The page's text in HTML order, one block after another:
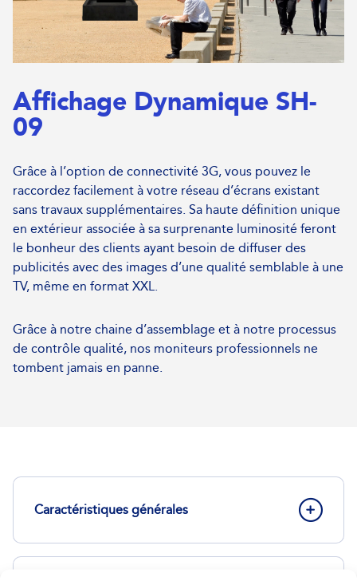
Affichage Dynamique SH-
09
Grâce à l’option de connectivité 3G, vous pouvez le
raccordez facilement à votre réseau d’écrans existant
sans travaux supplémentaires. Sa haute définition unique
en extérieur associée à sa surprenante luminosité feront
le bonheur des clients ayant besoin de diffuser des
publicités avec des images d’une qualité semblable à une
TV, même en format XXL.
Grâce à notre chaine d’assemblage et à notre processus
de contrôle qualité, nos moniteurs professionnels ne
tombent jamais en panne.
Caractéristiques générales